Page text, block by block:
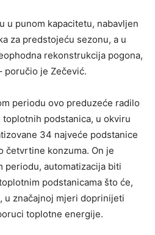
u punom kapacitetu, nabavljen
za predstojeću sezonu, a u
rekonstrukcija pogona,
poručio je Zečević.
periodu ovo preduzeće radilo
podstanica, u okviru
34 najveće podstanice
četvrtine konzuma. On je
periodu, automatizacija biti
podstanicama što će,
u značajnoj mjeri doprinijeti
toplotne energije.